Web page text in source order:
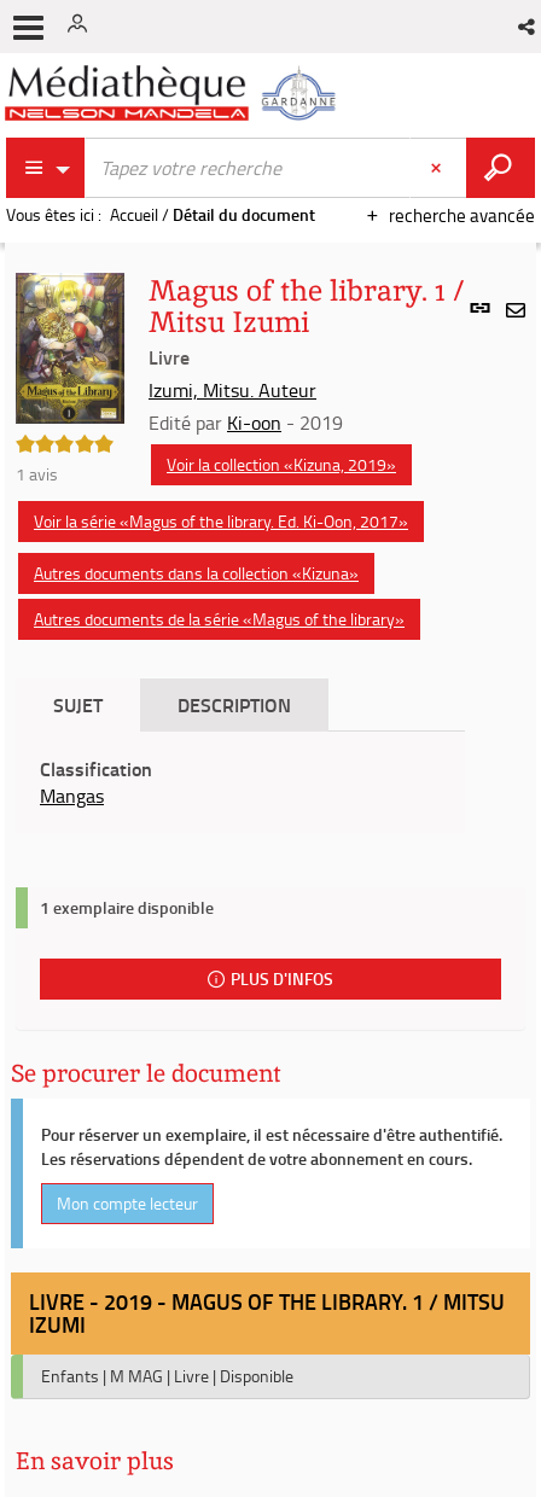
recherche avancée
Vous êtes ici : Accueil/ Détail du document
Lien
5/5
1 avis
Magus of the library. 1 /
Mitsu Izumi
Livre
Izumi, Mitsu. Auteur
Edité par Ki-oon - 2019
Voir la collection «Kizuna, 2019»
Voir la série «Magus of the library. Ed. Ki-Oon, 2017»
Autres documents dans la collection «Kizuna»
Autres documents de la série «Magus of the library»
SUJET DESCRIPTION
Classification
Mangas
1 exemplaire disponible
PLUS D'INFOS
Se procurer le document
Pour réserver un exemplaire, il est nécessaire d'être authentifié.
Les réservations dépendent de votre abonnement en cours.
Mon compte lecteur
LIVRE - 2019 - MAGUS OF THE LIBRARY. 1 / MITSU
IZUMI
Enfants | M MAG | Livre | Disponible
En savoir plus